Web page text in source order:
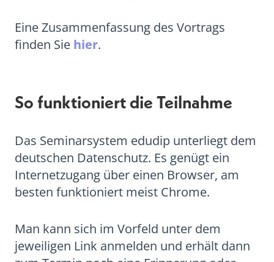
Eine Zusammenfassung des Vortrags
finden Sie hier.
So funktioniert die Teilnahme
Das Seminarsystem edudip unterliegt dem
deutschen Datenschutz. Es genügt ein
Internetzugang über einen Browser, am
besten funktioniert meist Chrome.
Man kann sich im Vorfeld unter dem
jeweiligen Link anmelden und erhält dann